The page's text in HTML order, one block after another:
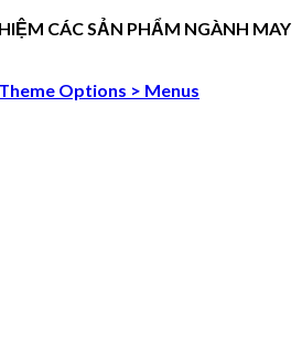
CÁC SẢN PHẨM NGÀNH MAY
Options > Menus